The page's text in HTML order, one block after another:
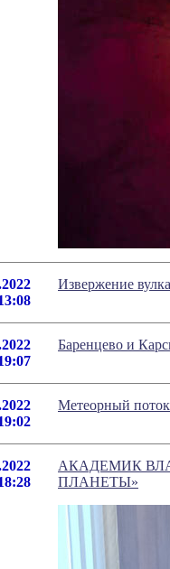
Извержение
Баренцево и
Метеорный
АКАДЕМИК
ПЛАНЕТЫ»